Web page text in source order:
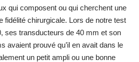
qui composent ou qui cherchent une
fidélité chirurgicale. Lors de notre test
, ses transducteurs de 40 mm et son
avaient prouvé qu’il en avait dans le
un petit ampli ou une bonne